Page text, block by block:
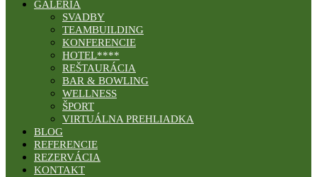
GALÉRIA
SVADBY
TEAMBUILDING
KONFERENCIE
HOTEL****
REŠTAURÁCIA
BAR & BOWLING
WELLNESS
ŠPORT
VIRTUÁLNA PREHLIADKA
BLOG
REFERENCIE
REZERVÁCIA
KONTAKT